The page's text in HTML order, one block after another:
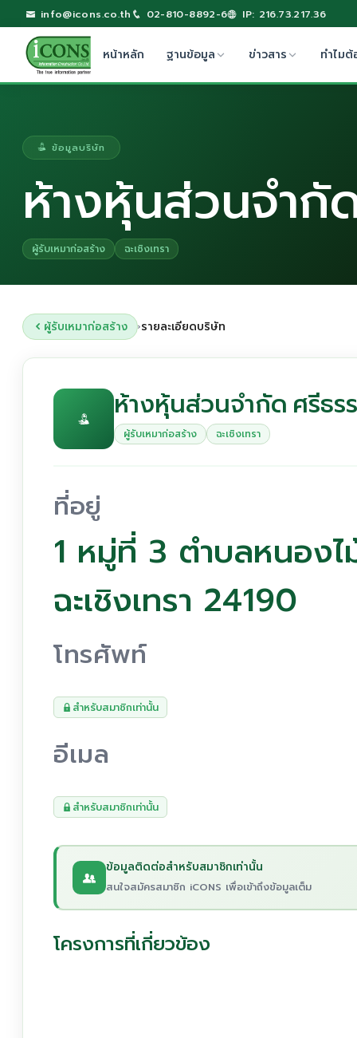
info@icons.co.th 02-810-8892-6 IP: 216.73.217.36
หน้าหลัก ฐานข้อมูล ข่าวสาร ทำไมต้
ข้อมูลบริษัท
ห้างหุ้นส่วนจำกั
ผู้รับเหมาก่อสร้าง ฉะเชิงเทรา
ผู้รับเหมาก่อสร้าง ›รายละเอียดบริษัท
ห้างหุ้นส่วนจำกัด ศรีธร
ผู้รับเหมาก่อสร้าง ฉะเชิงเทรา
ที่อยู่
1 หมู่ที่ 3 ตำบลหนอง
ฉะเชิงเทรา 24190
โทรศัพท์
สำหรับสมาชิกเท่านั้น
อีเมล
สำหรับสมาชิกเท่านั้น
ข้อมูลติดต่อสำหรับสมาชิกเท่านั้น
สนใจสมัครสมาชิก iCONS เพื่อเข้าถึงข้อมูลเต็ม
โครงการที่เกี่ยวข้อง